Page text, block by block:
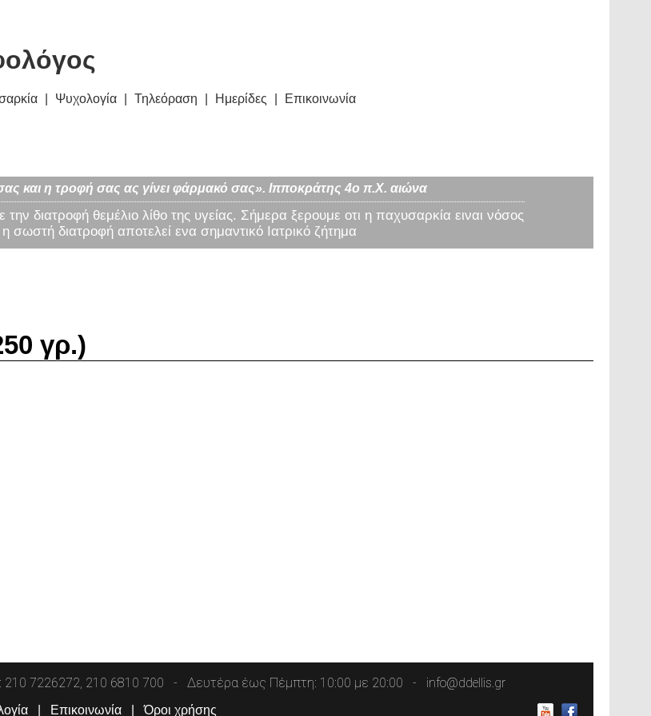
Ψυχολογία Τηλεόραση Ημερίδες Επικοινωνία
και η τροφή σας ας γίνει φάρμακό σας». Ιπποκράτης 4ο π.Χ. αιώνα
διατροφή θεμέλιο λίθο της υγείας. Σήμερα ξερουμε οτι η παχυσαρκία ειναι νόσος
σωστή διατροφή αποτελεί ενα σημαντικό Ιατρικό ζήτημα
γρ.)
210 7226272, 210 6810 700 Δευτέρα έως Πέμπτη: 10:00 με 20:00 info@ddellis.gr
Επικοινωνία Όροι χρήσης